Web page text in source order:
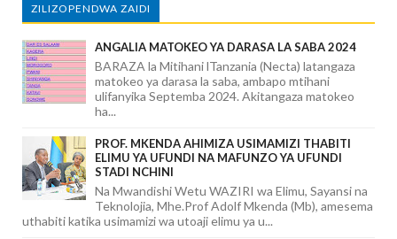
ZILIZOPENDWA ZAIDI
ANGALIA MATOKEO YA DARASA LA SABA 2024
BARAZA la Mitihani lTanzania (Necta) latangaza
matokeo ya darasa la saba, ambapo mtihani
ulifanyika Septemba 2024. Akitangaza matokeo
ha...
PROF. MKENDA AHIMIZA USIMAMIZI THABITI
ELIMU YA UFUNDI NA MAFUNZO YA UFUNDI
STADI NCHINI
Na Mwandishi Wetu WAZIRI wa Elimu, Sayansi na
Teknolojia, Mhe.Prof Adolf Mkenda (Mb), amesema
uthabiti katika usimamizi wa utoaji elimu ya u...